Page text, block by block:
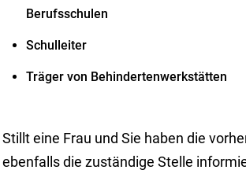
Berufsschulen
Schulleiter
Träger von Behindertenwerkstätten
Stillt eine Frau und Sie haben die
ebenfalls die zuständige Stelle